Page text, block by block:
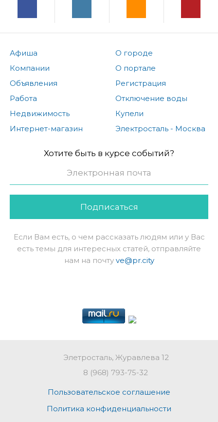
Афиша
Компании
Объявления
Работа
Недвижимость
Интернет-магазин
О городе
О портале
Регистрация
Отключение воды
Купели
Электросталь - Москва
Хотите быть в курсе событий?
Подписаться
Если Вам есть, о чем рассказать людям или у Вас
есть темы для интересных статей, отправляйте
нам на почту ve@pr.city
Элетросталь, Журавлева 12
8 (968) 793-75-32
Пользовательское соглашение
Политика конфиденциальности